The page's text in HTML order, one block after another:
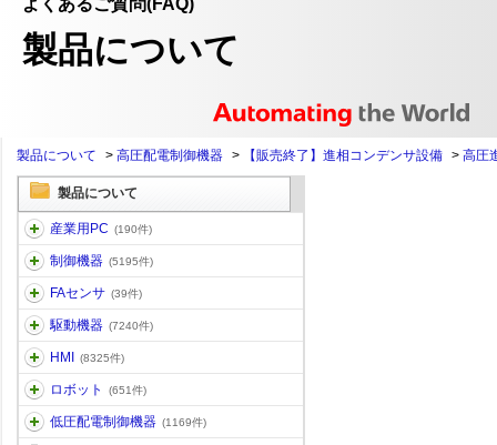
よくあるご質問(FAQ)
製品について
製品について > 高圧配電制御機器 > 【販売終了】進相コンデンサ設備 > 高圧
製品について
産業用PC (190件)
制御機器 (5195件)
FAセンサ (39件)
駆動機器 (7240件)
HMI (8325件)
ロボット (651件)
低圧配電制御機器 (1169件)